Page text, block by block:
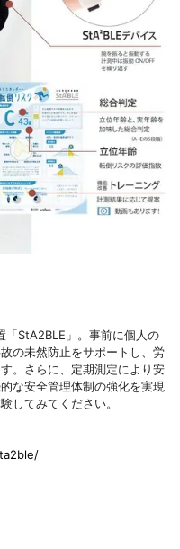
「StA2BLE」。事前に個人の
の未然防止をサポートし、労
。さらに、定期測定により安
な安全管理体制の強化を実現
してみてください。